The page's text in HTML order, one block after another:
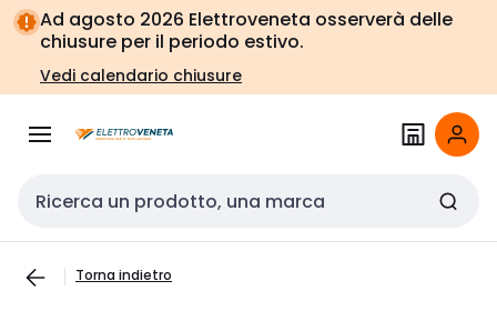
Vai alla
navigazione
Vai
alla
pagina
Ad agosto 2026 Elettroveneta osserverà delle
chiusure per il periodo estivo.
Vedi calendario chiusure
Cerca input
Torna indietro